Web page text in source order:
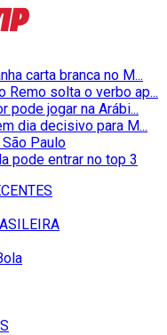
carta branca no M...
Remo solta o verbo ap...
pode jogar na Arábi...
dia decisivo para M...
Paulo
pode entrar no top 3